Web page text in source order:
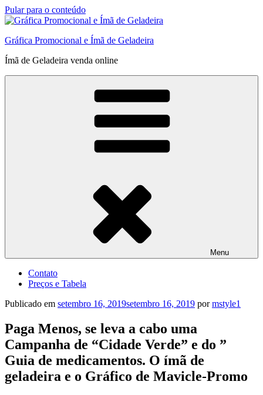
Pular para o conteúdo
Gráfica Promocional e Ímã de Geladeira
Ímã de Geladeira venda online
Menu
Contato
Preços e Tabela
Publicado em setembro 16, 2019setembro 16, 2019 pormstyle1
Paga Menos, se leva a cabo uma
Campanha de “Cidade Verde” e do ”
Guia de medicamentos. O ímã de
geladeira e o Gráfico de Mavicle-Promo